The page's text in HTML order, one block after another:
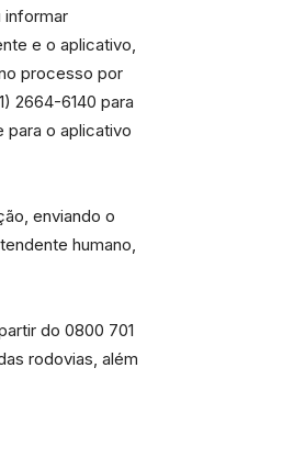
e o aplicativo,
processo por
2664-6140 para
para o aplicativo
enviando o
humano,
do 0800 701
rodovias, além